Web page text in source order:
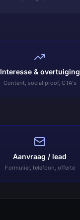
Interesse & overtuiging
Content, social proof, CTA's
Aanvraag / lead
Formulier, telefoon, offerte